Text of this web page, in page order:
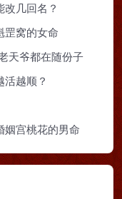
几回名？
罡窝的女命
天爷都在随份子
越顺？
姻宫桃花的男命